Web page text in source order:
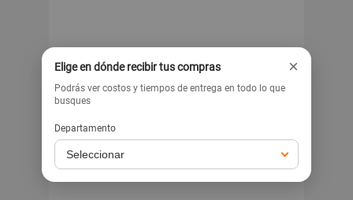
HAYWARD
WG1032PAK2 ABS de
12x12 Pulgadas
s/699
SP714A de Plástico
Elige en dónde recibir tus compras ×
Podrás ver costos y tiempos de entrega en todo lo que
busques
Departamento